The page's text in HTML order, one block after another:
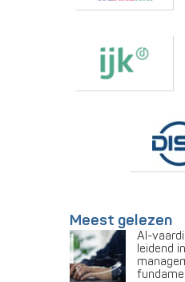
Meest gelezen
AI-
leidend